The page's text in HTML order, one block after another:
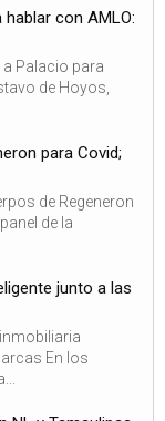
con AMLO:
Palacio para
de Hoyos,
para Covid;
de Regeneron
de la
junto a las
En los